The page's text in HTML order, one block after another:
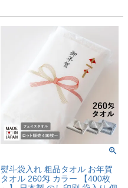
熨斗袋入れ 粗品タオル お年賀
タオル 260匁 カラー 【400枚